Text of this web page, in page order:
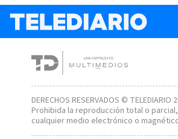
DERECHOS RESERVADOS © TELEDIARIO
Prohibida la reproducción total o
cualquier medio electrónico o